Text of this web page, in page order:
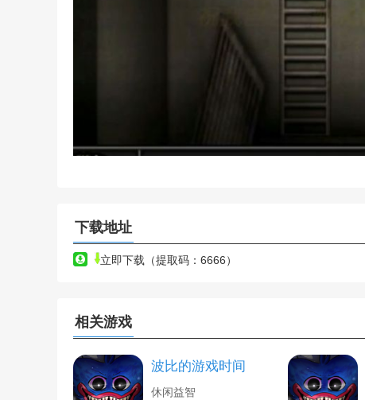
下载地址
立即下载（提取码：6666）
相关游戏
波比的游戏时间
休闲益智